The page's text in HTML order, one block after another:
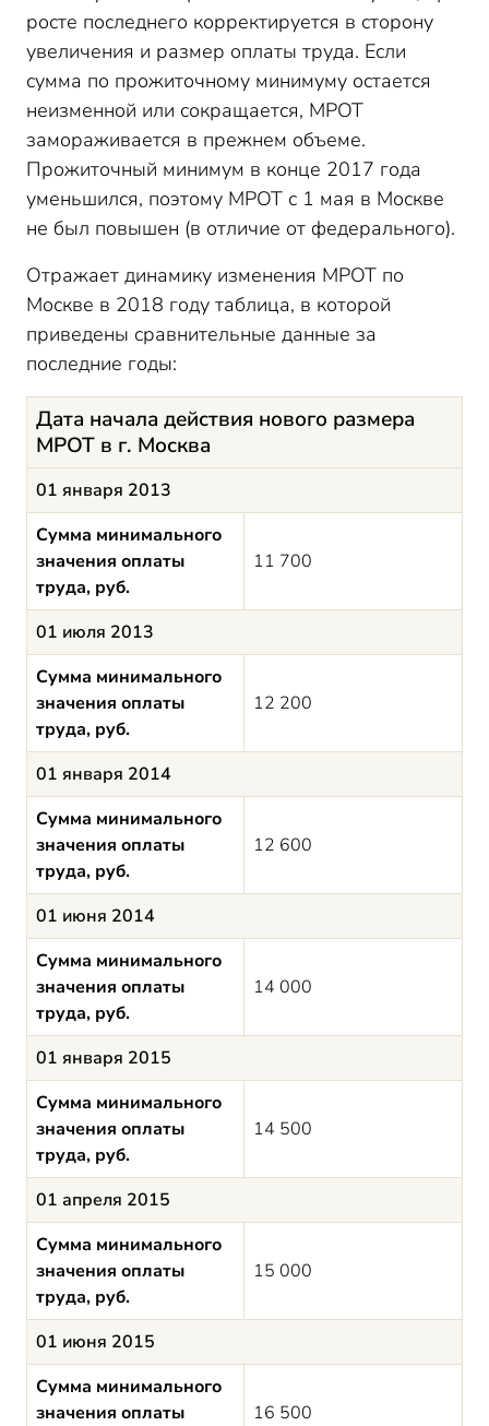
росте последнего корректируется в сторону
увеличения и размер оплаты труда. Если
сумма по прожиточному минимуму остается
неизменной или сокращается, МРОТ
замораживается в прежнем объеме.
Прожиточный минимум в конце 2017 года
уменьшился, поэтому МРОТ с 1 мая в Москве
не был повышен (в отличие от федерального).
Отражает динамику изменения МРОТ по
Москве в 2018 году таблица, в которой
приведены сравнительные данные за
последние годы:
Дата начала действия нового размера
МРОТ в г. Москва
01 января 2013
Сумма минимального
значения оплаты
труда, руб.
11 700
01 июля 2013
Сумма минимального
значения оплаты
труда, руб.
12 200
01 января 2014
Сумма минимального
значения оплаты
труда, руб.
12 600
01 июня 2014
Сумма минимального
значения оплаты
труда, руб.
14 000
01 января 2015
Сумма минимального
значения оплаты
труда, руб.
14 500
01 апреля 2015
Сумма минимального
значения оплаты
труда, руб.
15 000
01 июня 2015
Сумма минимального
значения оплаты
16 500